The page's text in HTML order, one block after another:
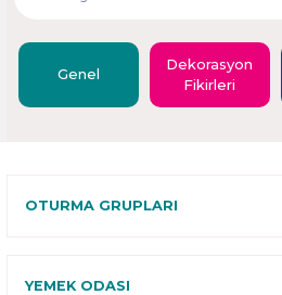
Genel
Dekorasyon
Fikirleri
OTURMA GRUPLARI
YEMEK ODASI